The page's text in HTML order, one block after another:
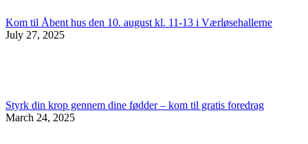
Kom til Åbent hus den 10. august kl. 11-13 i Værløsehallerne
July 27, 2025
Styrk din krop gennem dine fødder – kom til gratis foredrag
March 24, 2025